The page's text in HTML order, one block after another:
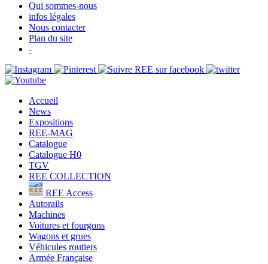
Qui sommes-nous
infos légales
Nous contacter
Plan du site
-
Accueil
News
Expositions
REE-MAG
Catalogue
Catalogue H0
TGV
REE COLLECTION
REE Access
Autorails
Machines
Voitures et fourgons
Wagons et grues
Véhicules routiers
Armée Française